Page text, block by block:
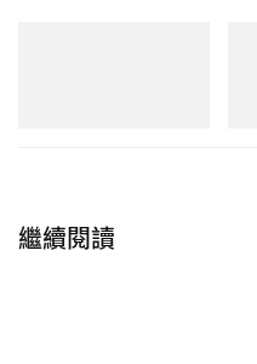
繼續閱讀